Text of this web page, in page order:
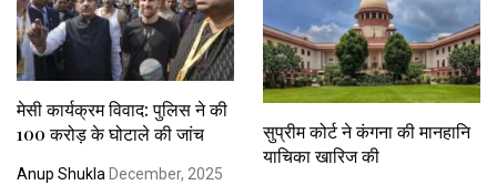
मेसी कार्यक्रम विवाद: पुलिस ने की
100 करोड़ के घोटाले की जांच
Anup Shukla December, 2025
सुप्रीम कोर्ट ने कंगना की मानहानि
याचिका खारिज की